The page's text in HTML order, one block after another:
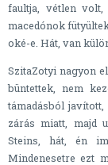
faultja, vétlen
macedónok
oké-e. Hát, van
SzitaZotyi nagyon
büntettek, nem
támadásból javított,
zárás miatt, majd
Steins, hát, én
Mindenesetre ezt